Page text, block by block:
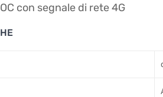
con segnale di rete 4G